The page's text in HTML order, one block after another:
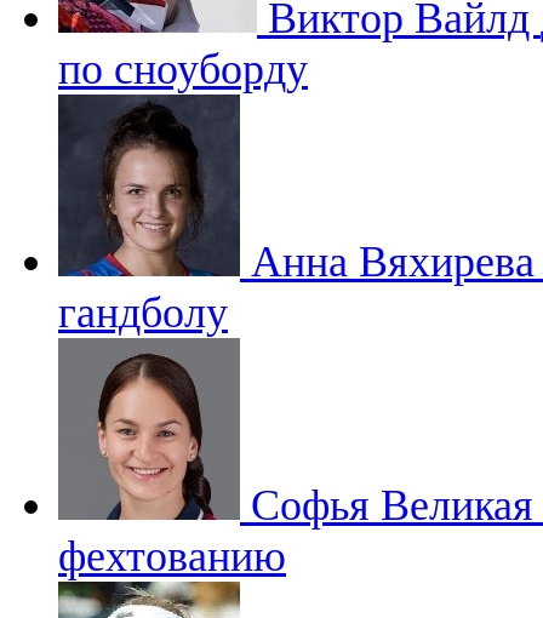
Виктор Вайлд
по сноуборду
Анна
гандболу
Софья Великая
фехтованию